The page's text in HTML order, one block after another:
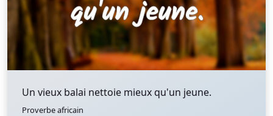
Un vieux balai nettoie mieux qu'un jeune.
Proverbe africain